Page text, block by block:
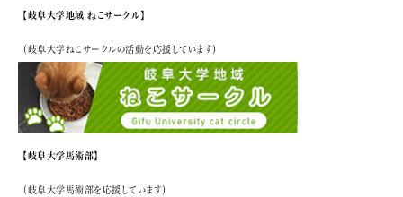
【岐阜大学地域 ねこサークル】
（岐阜大学ねこサークルの活動を応援しています）
【岐阜大学馬術部】
（岐阜大学馬術部を応援しています）